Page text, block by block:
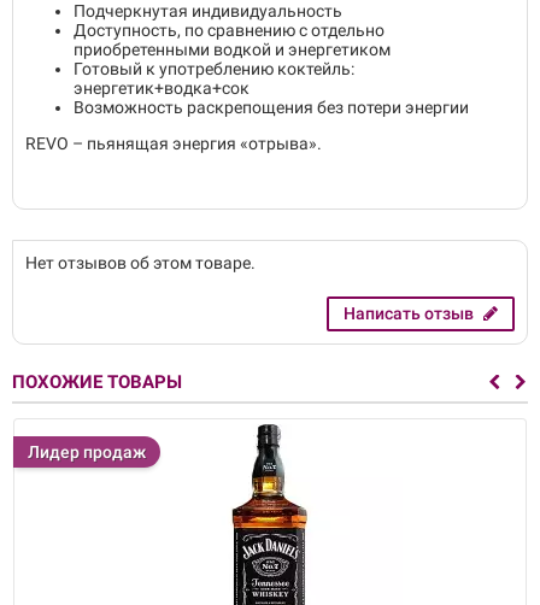
Подчеркнутая индивидуальность
Доступность, по сравнению с отдельно
приобретенными водкой и энергетиком
Готовый к употреблению коктейль:
энергетик+водка+сок
Возможность раскрепощения без потери энергии
REVO – пьянящая энергия «отрыва».
Нет отзывов об этом товаре.
Написать отзыв
ПОХОЖИЕ ТОВАРЫ
Лидер продаж